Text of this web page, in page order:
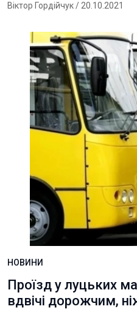
Віктор Гордійчук/ 20.10.2021
НОВИНИ
Проїзд у луцьких
вдвічі дорожчим,